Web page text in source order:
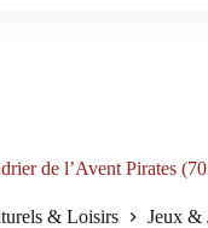
de l’Avent Pirates
& Loisirs Jeux &